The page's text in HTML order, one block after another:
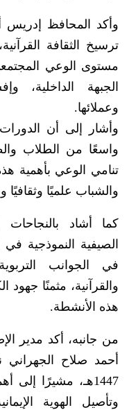
وأكد المحافظ إدريس
ترسيخ الثقافة
مستوى الوعي
الجبهة
وعملائها.
وأشار إلى أن
واسعًا من الطلاب
تنامي الوعي بأهمية
والشباب علميًا وثقافيًا
كما أشاد بالنجاحات
الصيفية النموذجية في
في الجوانب
والقرآنية، مثمنًا جهود
هذه الأنشطة.
من جانبه، أكد مدير
أحمد صلاح الجهراني
1447هـ، مشيرًا إلى
وتأصيل الهوية